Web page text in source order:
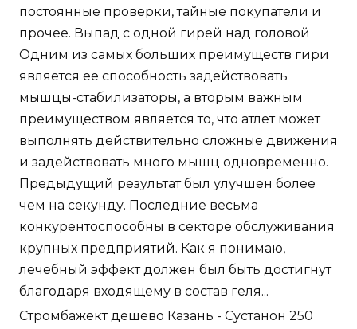
постоянные проверки, тайные покупатели и
прочее. Выпад с одной гирей над головой
Одним из самых больших преимуществ гири
является ее способность задействовать
мышцы-стабилизаторы, а вторым важным
преимуществом является то, что атлет может
выполнять действительно сложные движения
и задействовать много мышц одновременно.
Предыдущий результат был улучшен более
чем на секунду. Последние весьма
конкурентоспособны в секторе обслуживания
крупных предприятий. Как я понимаю,
лечебный эффект должен был быть достигнут
благодаря входящему в состав геля...
Стромбажект дешево Казань - Сустанон 250